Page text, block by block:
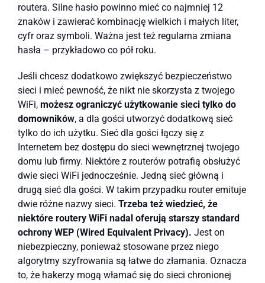
routera. Silne hasło powinno mieć co najmniej 12
znaków i zawierać kombinację wielkich i małych liter,
cyfr oraz symboli. Ważna jest też regularna zmiana
hasła – przykładowo co pół roku.
Jeśli chcesz dodatkowo zwiększyć bezpieczeństwo
sieci i mieć pewność, że nikt nie skorzysta z twojego
WiFi, możesz ograniczyć użytkowanie sieci tylko do
domowników, a dla gości utworzyć dodatkową sieć
tylko do ich użytku. Sieć dla gości łączy się z
Internetem bez dostępu do sieci wewnętrznej twojego
domu lub firmy. Niektóre z routerów potrafią obsłużyć
dwie sieci WiFi jednocześnie. Jedną sieć główną i
drugą sieć dla gości. W takim przypadku router emituje
dwie różne nazwy sieci. Trzeba też wiedzieć, że
niektóre routery WiFi nadal oferują starszy standard
ochrony WEP (Wired Equivalent Privacy). Jest on
niebezpieczny, ponieważ stosowane przez niego
algorytmy szyfrowania są łatwe do złamania. Oznacza
to, że hakerzy mogą włamać się do sieci chronionej